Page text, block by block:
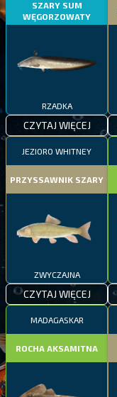
SZARY SUM
WĘGORZOWATY
RZADKA
CZYTAJ WIĘCEJ
JEZIORO WHITNEY
PRZYSSAWNIK SZARY
ZWYCZAJNA
CZYTAJ WIĘCEJ
MADAGASKAR
ROCHA AKSAMITNA